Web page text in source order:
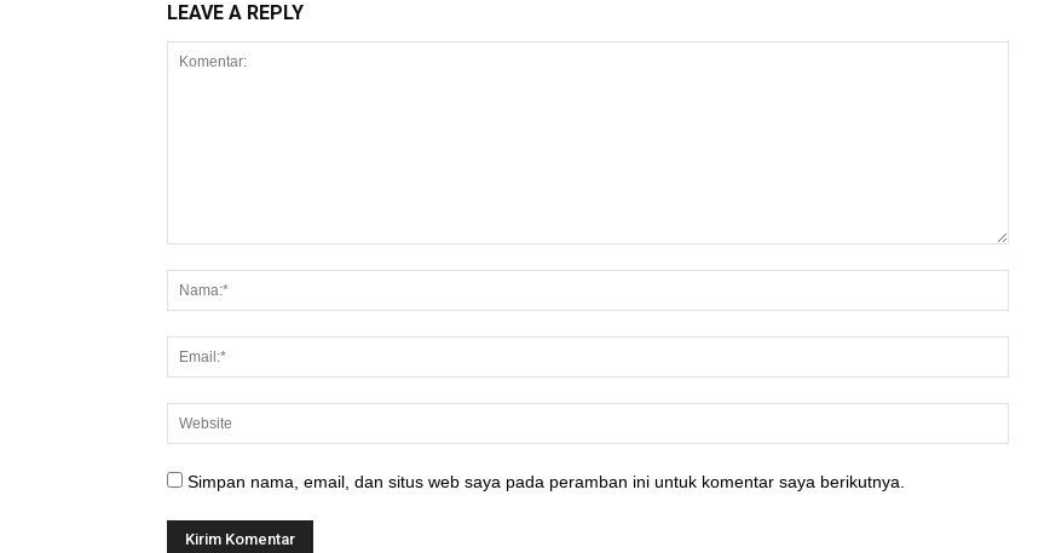
LEAVE A REPLY
Simpan nama, email, dan situs web saya pada peramban ini untuk komentar saya berikutnya.